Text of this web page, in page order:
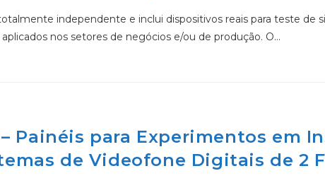
independente e inclui dispositivos reais para teste de
nos setores de negócios e/ou de produção. O…
– Painéis para Experimentos em
de Videofone Digitais de 2